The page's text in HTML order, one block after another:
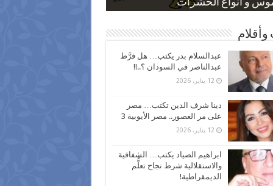
و أنواع الحشرات
بعد ارتفاع الأسعار
نسبة الطلاق في مصر
كاركاتيرية
كاركاتيرية
وأقلام
عبدالسلام بدر يكتب… هل فرَّط
عبدالناصر في السودان ؟..!!
12 يناير، 2026
دينا شرف الدين تكتب… مصر
على مر العصور.. مصر الأيوبية 3
12 يناير، 2026
ابراهيم الصياد يكتب… الشفافية
والاستقلالية شرط نجاح تعلُّم
الديمقراطية!